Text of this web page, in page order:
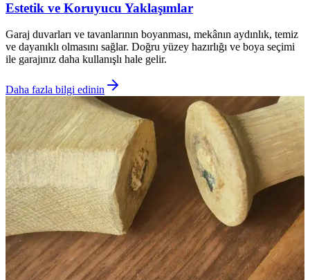
Estetik ve Koruyucu Yaklaşımlar
Garaj duvarları ve tavanlarının boyanması, mekânın aydınlık, temiz
ve dayanıklı olmasını sağlar. Doğru yüzey hazırlığı ve boya seçimi
ile garajınız daha kullanışlı hale gelir.
Daha fazla bilgi edinin